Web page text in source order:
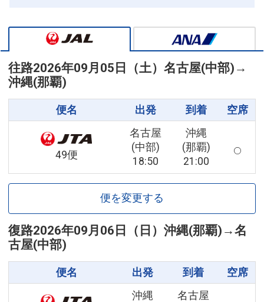
往路2026年09月05日（土） 名古屋(中部) →
沖縄(那覇)
便名 出発 到着 空席
49便
名古屋
(中部)
18:50
沖縄
(那覇)
21:00
便を変更する
復路2026年09月06日（日） 沖縄(那覇) →名
古屋(中部)
便名 出発 到着 空席
沖縄
名古屋